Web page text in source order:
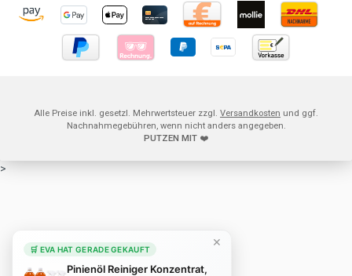
Alle Preise inkl. gesetzl. Mehrwertsteuer zzgl. Versandkosten und ggf.
Nachnahmegebühren, wenn nicht anders angegeben.
PUTZEN MIT ❤️
>
🛒 EVA HAT GERADE GEKAUFT
Pinienöl Reiniger Konzentrat,
×